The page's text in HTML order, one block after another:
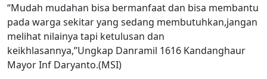
“Mudah mudahan bisa bermanfaat dan bisa membantu
pada warga sekitar yang sedang membutuhkan,jangan
melihat nilainya tapi ketulusan dan
keikhlasannya,”Ungkap Danramil 1616 Kandanghaur
Mayor Inf Daryanto.(MSI)